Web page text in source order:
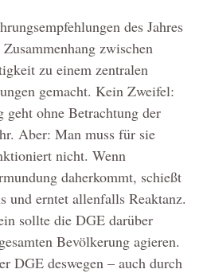
des Jahres
zwischen
zu einem zentralen
gemacht. Kein Zweifel:
ohne Betrachtung der
Aber: Man muss für sie
nicht. Wenn
daherkommt, schießt
und erntet allenfalls Reaktanz.
sollte die DGE darüber
Bevölkerung agieren.
DGE deswegen – auch durch